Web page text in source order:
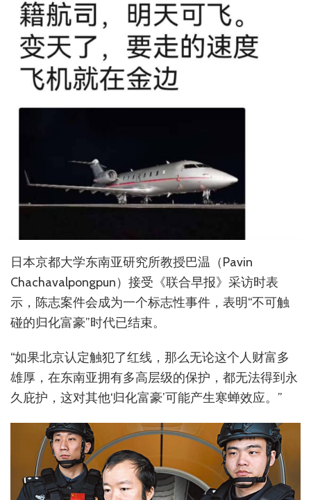
日本京都大学东南亚研究所教授巴温（Pavin
Chachavalpongpun）接受《联合早报》采访时表
示，陈志案件会成为一个标志性事件，表明“不可触
碰的归化富豪”时代已结束。
“如果北京认定触犯了红线，那么无论这个人财富多
雄厚，在东南亚拥有多高层级的保护，都无法得到永
久庇护，这对其他‘归化富豪’可能产生寒蝉效应。”